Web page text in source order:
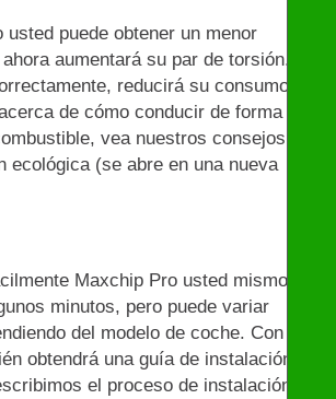
usted puede obtener un menor
aumentará su par de torsión. Si
reducirá su consumo.
de cómo conducir de forma
vea nuestros consejos
ecológica (se abre en una nueva
Maxchip Pro usted mismo:
minutos, pero puede variar
del modelo de coche. Con la
obtendrá una guía de instalación
el proceso de instalación y